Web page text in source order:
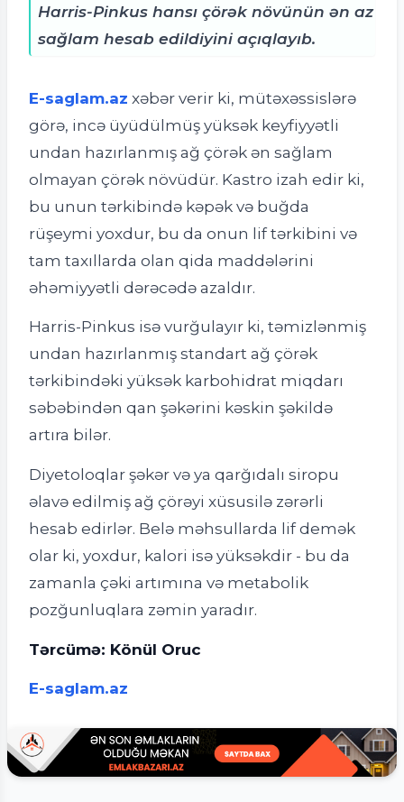
Harris-Pinkus hansı çörək növünün ən az
sağlam hesab edildiyini açıqlayıb.
E-saglam.az xəbər verir ki, mütəxəssislərə
görə, incə üyüdülmüş yüksək keyfiyyətli
undan hazırlanmış ağ çörək ən sağlam
olmayan çörək növüdür. Kastro izah edir ki,
bu unun tərkibində kəpək və buğda
rüşeymi yoxdur, bu da onun lif tərkibini və
tam taxıllarda olan qida maddələrini
əhəmiyyətli dərəcədə azaldır.
Harris-Pinkus isə vurğulayır ki, təmizlənmiş
undan hazırlanmış standart ağ çörək
tərkibindəki yüksək karbohidrat miqdarı
səbəbindən qan şəkərini kəskin şəkildə
artıra bilər.
Diyetoloqlar şəkər və ya qarğıdalı siropu
əlavə edilmiş ağ çörəyi xüsusilə zərərli
hesab edirlər. Belə məhsullarda lif demək
olar ki, yoxdur, kalori isə yüksəkdir - bu da
zamanla çəki artımına və metabolik
pozğunluqlara zəmin yaradır.
Tərcümə: Könül Oruc
E-saglam.az